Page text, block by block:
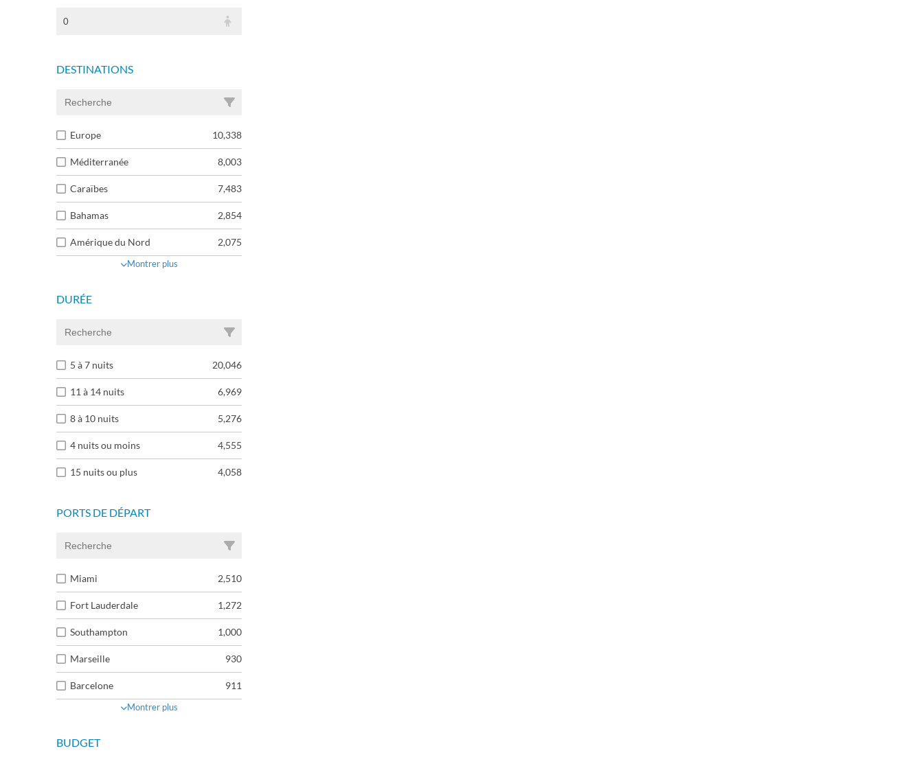
0
DESTINATIONS
Europe 10,338
Méditerranée 8,003
Caraïbes 7,483
Bahamas 2,854
Amérique du Nord 2,075
Montrer plus
DURÉE
5 à 7 nuits 20,046
11 à 14 nuits 6,969
8 à 10 nuits 5,276
4 nuits ou moins 4,555
15 nuits ou plus 4,058
PORTS DE DÉPART
Miami 2,510
Fort Lauderdale 1,272
Southampton 1,000
Marseille 930
Barcelone 911
Montrer plus
BUDGET